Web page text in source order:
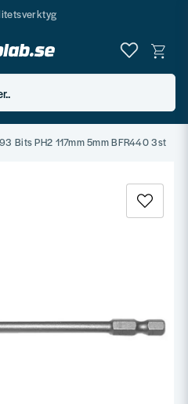
999 SEK*
för alla
i Göteborg
Bits PH2 117mm 5mm BFR440 3st